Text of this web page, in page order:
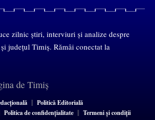
zilnic știri, interviuri și analize despre
județul Timiș. Rămâi conectat la
de Timiș
Politică Editorială
Politica de confidențialitate
Termeni și condiții